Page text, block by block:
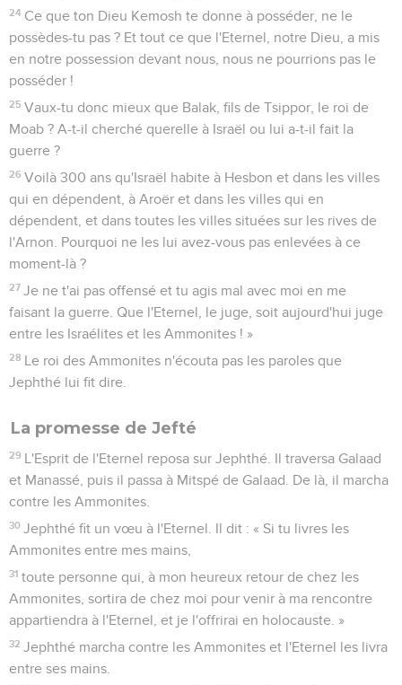
24 Ce que ton Dieu Kemosh te donne à posséder, ne le
possèdes-tu pas ? Et tout ce que l'Eternel, notre Dieu, a mis
en notre possession devant nous, nous ne pourrions pas le
posséder !
25 Vaux-tu donc mieux que Balak, fils de Tsippor, le roi de
Moab ? A-t-il cherché querelle à Israël ou lui a-t-il fait la
guerre ?
26 Voilà 300 ans qu'Israël habite à Hesbon et dans les villes
qui en dépendent, à Aroër et dans les villes qui en
dépendent, et dans toutes les villes situées sur les rives de
l'Arnon. Pourquoi ne les lui avez-vous pas enlevées à ce
moment-là ?
27 Je ne t'ai pas offensé et tu agis mal avec moi en me
faisant la guerre. Que l'Eternel, le juge, soit aujourd'hui juge
entre les Israélites et les Ammonites ! »
28 Le roi des Ammonites n'écouta pas les paroles que
Jephthé lui fit dire.
La promesse de Jefté
29 L'Esprit de l'Eternel reposa sur Jephthé. Il traversa Galaad
et Manassé, puis il passa à Mitspé de Galaad. De là, il marcha
contre les Ammonites.
30 Jephthé fit un vœu à l'Eternel. Il dit : « Si tu livres les
Ammonites entre mes mains,
31 toute personne qui, à mon heureux retour de chez les
Ammonites, sortira de chez moi pour venir à ma rencontre
appartiendra à l'Eternel, et je l'offrirai en holocauste. »
32 Jephthé marcha contre les Ammonites et l'Eternel les livra
entre ses mains.